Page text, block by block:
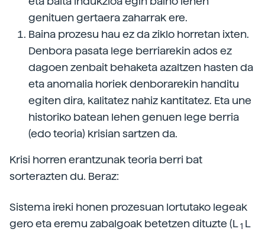
genituen gertaera zaharrak ere.
Baina prozesu hau ez da ziklo horretan ixten.
Denbora pasata lege berriarekin ados ez
dagoen zenbait behaketa azaltzen hasten da
eta anomalia horiek denborarekin handitu
egiten dira, kalitatez nahiz kantitatez. Eta une
historiko batean lehen genuen lege berria
(edo teoria) krisian sartzen da.
Krisi horren erantzunak teoria berri bat
sorterazten du. Beraz:
Sistema ireki honen prozesuan lortutako legeak
gero eta eremu zabalgoak betetzen dituzte (L1 L